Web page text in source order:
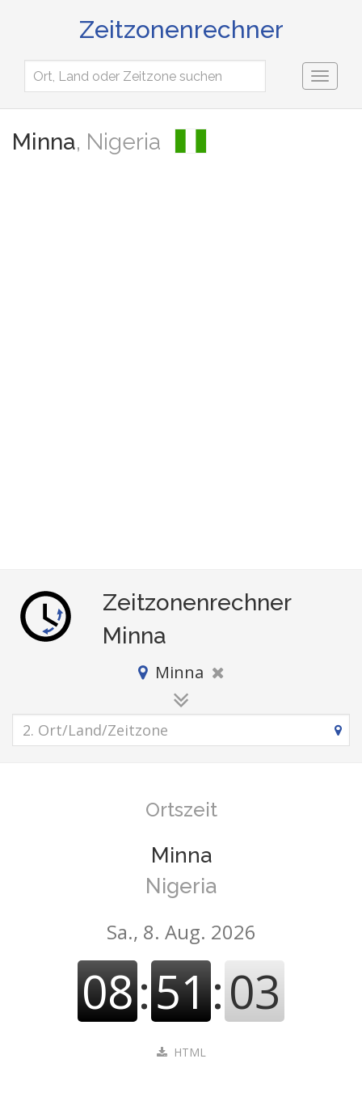
Zeitzonenrechner
Toggle
Minna, Nigeria
Zeitzonenrechner
Minna
Minna
Ortszeit
Minna
Nigeria
Sa., 8. Aug. 2026
08:51:04
HTML